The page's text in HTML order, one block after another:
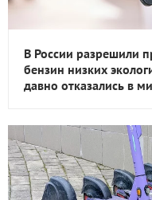
В России разрешили
бензин низких
давно отказались в